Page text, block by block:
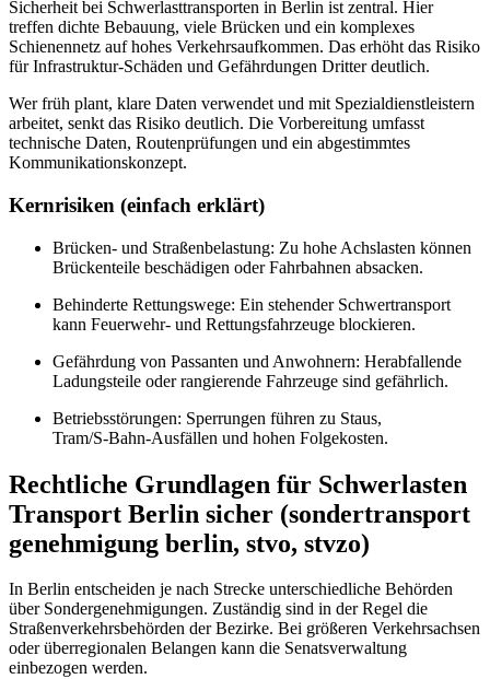
Sicherheit bei Schwerlasttransporten in Berlin ist zentral. Hier
treffen dichte Bebauung, viele Brücken und ein komplexes
Schienennetz auf hohes Verkehrsaufkommen. Das erhöht das Risiko
für Infrastruktur-Schäden und Gefährdungen Dritter deutlich.
Wer früh plant, klare Daten verwendet und mit Spezialdienstleistern
arbeitet, senkt das Risiko deutlich. Die Vorbereitung umfasst
technische Daten, Routenprüfungen und ein abgestimmtes
Kommunikationskonzept.
Kernrisiken (einfach erklärt)
Brücken- und Straßenbelastung: Zu hohe Achslasten können
Brückenteile beschädigen oder Fahrbahnen absacken.
Behinderte Rettungswege: Ein stehender Schwertransport
kann Feuerwehr- und Rettungsfahrzeuge blockieren.
Gefährdung von Passanten und Anwohnern: Herabfallende
Ladungsteile oder rangierende Fahrzeuge sind gefährlich.
Betriebsstörungen: Sperrungen führen zu Staus,
Tram/S‑Bahn-Ausfällen und hohen Folgekosten.
Rechtliche Grundlagen für Schwerlasten
Transport Berlin sicher (sondertransport
genehmigung berlin, stvo, stvzo)
In Berlin entscheiden je nach Strecke unterschiedliche Behörden
über Sondergenehmigungen. Zuständig sind in der Regel die
Straßenverkehrsbehörden der Bezirke. Bei größeren Verkehrsachsen
oder überregionalen Belangen kann die Senatsverwaltung
einbezogen werden.